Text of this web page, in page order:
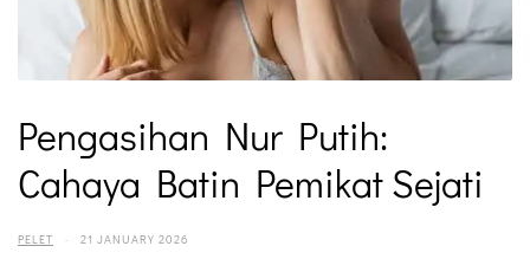
Pengasihan Nur Putih:
Cahaya Batin Pemikat Sejati
PELET · 21 JANUARY 2026